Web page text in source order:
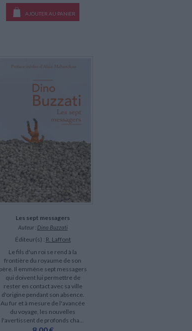
AJOUTER AU PANIER
Les sept messagers
Auteur : Dino Buzzati
Éditeur(s) : R. Laffont
Le fils d'un roi se rend à la
frontière du royaume de son
père. Il emmène sept messagers
qui doivent lui permettre de
rester en contact avec sa ville
d'origine pendant son absence.
Au fur et à mesure de l'avancée
du voyage, les nouvelles
l'avertissent de profonds cha...